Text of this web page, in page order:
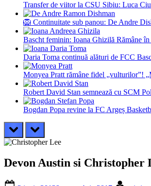
Transfer de viitor la CSU Sibiu: Luca
🦁 Continuitate sub panou: De Andre
Bascht feminin: Ioana Ghizilă Rămâne
Daria Toma continuă alături de FCC
Monyea Pratt rămâne fidel „vulturilor”!
Robert David Stan semnează cu SCM
Bogdan Popa revine la FC Argeș
prev next
Devon Austin si Christopher